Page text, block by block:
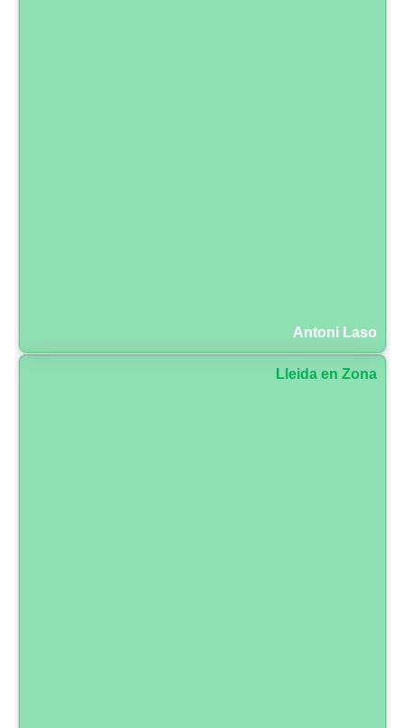
Antoni Laso
Lleida en Zona